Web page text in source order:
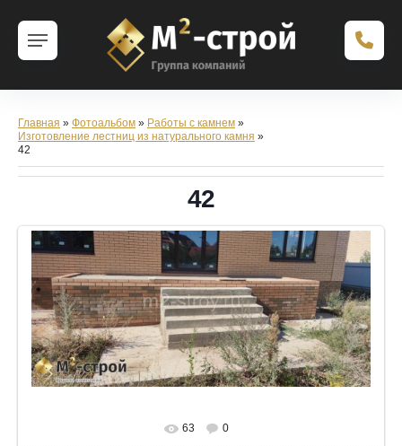
Главная » Фотоальбом » Работы с камнем »
Изготовление лестниц из натурального камня »
42
42
63
0